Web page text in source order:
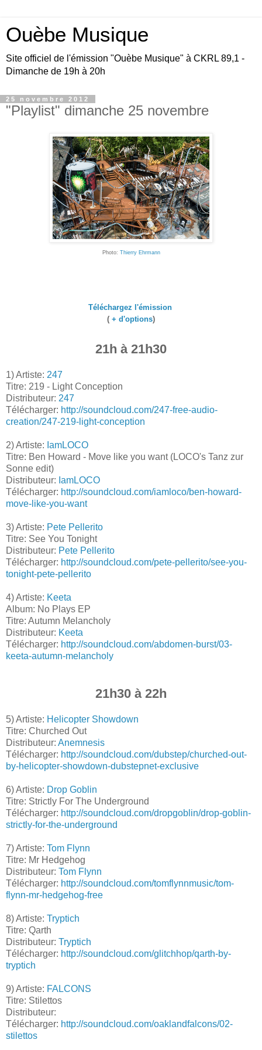
Ouèbe Musique
Site officiel de l'émission "Ouèbe Musique" à CKRL 89,1 -
Dimanche de 19h à 20h
25 novembre 2012
"Playlist" dimanche 25 novembre
Photo: Thierry Ehrmann
Téléchargez l'émission
( + d'options)
21h à 21h30
1) Artiste: 247
Titre: 219 - Light Conception
Distributeur: 247
Télécharger: http://soundcloud.com/247-free-audio-
creation/247-219-light-conception
2) Artiste: IamLOCO
Titre: Ben Howard - Move like you want (LOCO's Tanz zur
Sonne edit)
Distributeur: IamLOCO
Télécharger: http://soundcloud.com/iamloco/ben-howard-
move-like-you-want
3) Artiste: Pete Pellerito
Titre: See You Tonight
Distributeur: Pete Pellerito
Télécharger: http://soundcloud.com/pete-pellerito/see-you-
tonight-pete-pellerito
4) Artiste: Keeta
Album: No Plays EP
Titre: Autumn Melancholy
Distributeur: Keeta
Télécharger: http://soundcloud.com/abdomen-burst/03-
keeta-autumn-melancholy
21h30 à 22h
5) Artiste: Helicopter Showdown
Titre: Churched Out
Distributeur: Anemnesis
Télécharger: http://soundcloud.com/dubstep/churched-out-
by-helicopter-showdown-dubstepnet-exclusive
6) Artiste: Drop Goblin
Titre: Strictly For The Underground
Télécharger: http://soundcloud.com/dropgoblin/drop-goblin-
strictly-for-the-underground
7) Artiste: Tom Flynn
Titre: Mr Hedgehog
Distributeur: Tom Flynn
Télécharger: http://soundcloud.com/tomflynnmusic/tom-
flynn-mr-hedgehog-free
8) Artiste: Tryptich
Titre: Qarth
Distributeur: Tryptich
Télécharger: http://soundcloud.com/glitchhop/qarth-by-
tryptich
9) Artiste: FALCONS
Titre: Stilettos
Distributeur:
Télécharger: http://soundcloud.com/oaklandfalcons/02-
stilettos